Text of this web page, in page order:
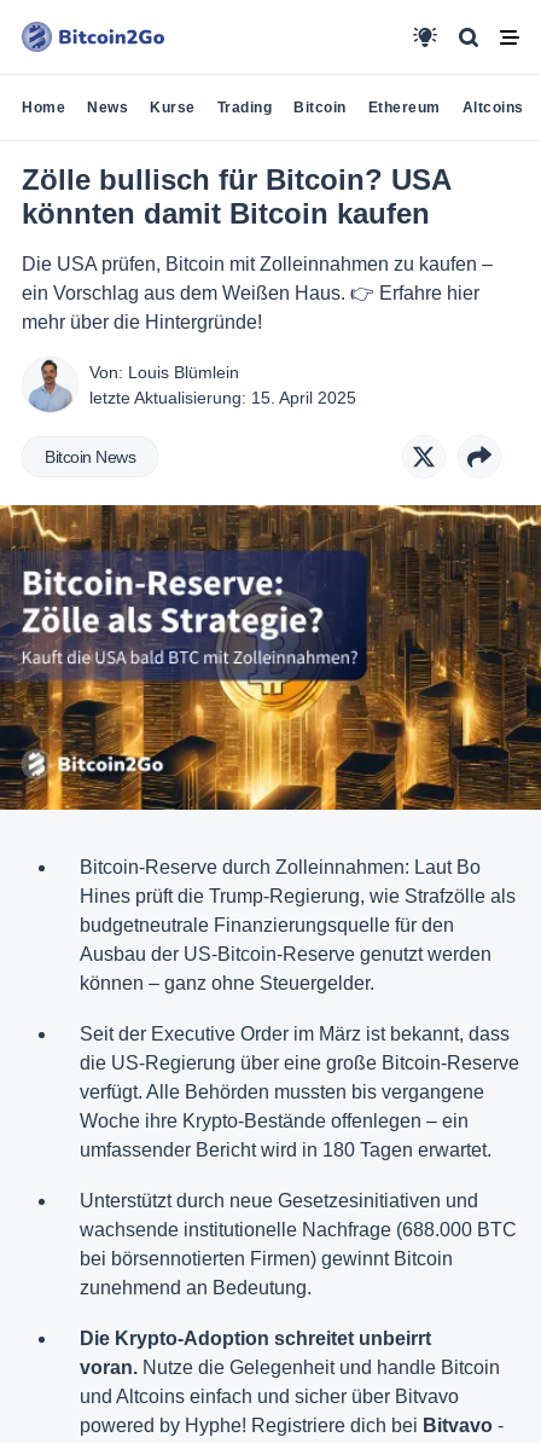
Home News Kurse Trading Bitcoin Ethereum Altcoins
Zölle bullisch für Bitcoin? USA
könnten damit Bitcoin kaufen
Die USA prüfen, Bitcoin mit Zolleinnahmen zu kaufen –
ein Vorschlag aus dem Weißen Haus. 👉 Erfahre hier
mehr über die Hintergründe!
Von: Louis Blümlein
letzte Aktualisierung: 15. April 2025
Bitcoin News
Bitcoin-Reserve durch Zolleinnahmen: Laut Bo
Hines prüft die Trump-Regierung, wie Strafzölle als
budgetneutrale Finanzierungsquelle für den
Ausbau der US-Bitcoin-Reserve genutzt werden
können – ganz ohne Steuergelder.
Seit der Executive Order im März ist bekannt, dass
die US-Regierung über eine große Bitcoin-Reserve
verfügt. Alle Behörden mussten bis vergangene
Woche ihre Krypto-Bestände offenlegen – ein
umfassender Bericht wird in 180 Tagen erwartet.
Unterstützt durch neue Gesetzesinitiativen und
wachsende institutionelle Nachfrage (688.000 BTC
bei börsennotierten Firmen) gewinnt Bitcoin
zunehmend an Bedeutung.
Die Krypto-Adoption schreitet unbeirrt
voran. Nutze die Gelegenheit und handle Bitcoin
und Altcoins einfach und sicher über Bitvavo
powered by Hyphe! Registriere dich bei Bitvavo -